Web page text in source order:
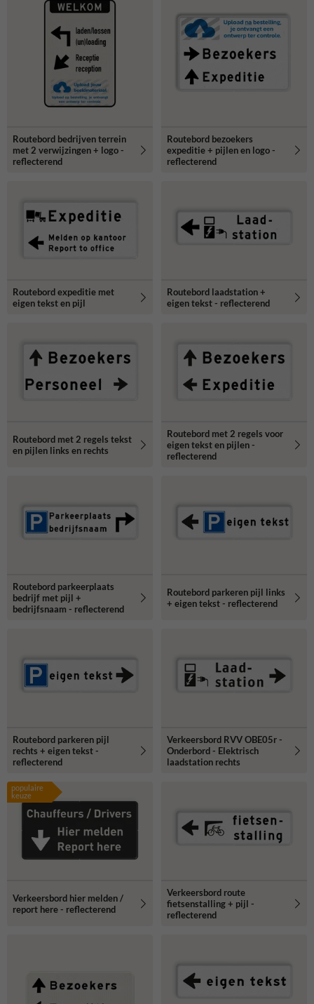
Routebord bedrijven terrein
met 2 verwijzingen + logo -
reflecterend
Routebord bezoekers
expeditie + pijlen en logo -
reflecterend
Routebord expeditie met
eigen tekst en pijl
Routebord laadstation +
eigen tekst - reflecterend
Routebord met 2 regels tekst
en pijlen links en rechts
Routebord met 2 regels voor
eigen tekst en pijlen -
reflecterend
Routebord parkeerplaats
bedrijf met pijl +
bedrijfsnaam - reflecterend
Routebord parkeren pijl links
+ eigen tekst - reflecterend
Routebord parkeren pijl
rechts + eigen tekst -
reflecterend
Verkeersbord RVV OBE05r -
Onderbord - Elektrisch
laadstation rechts
populaire
keuze
Verkeersbord hier melden /
report here - reflecterend
Verkeersbord route
fietsenstalling + pijl -
reflecterend